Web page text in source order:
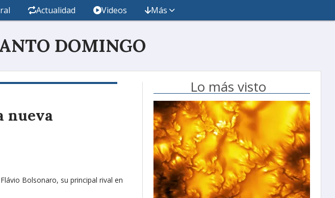
DOMINGO
Actualidad Videos Más
nueva
Bolsonaro, su principal rival en
Lo más visto